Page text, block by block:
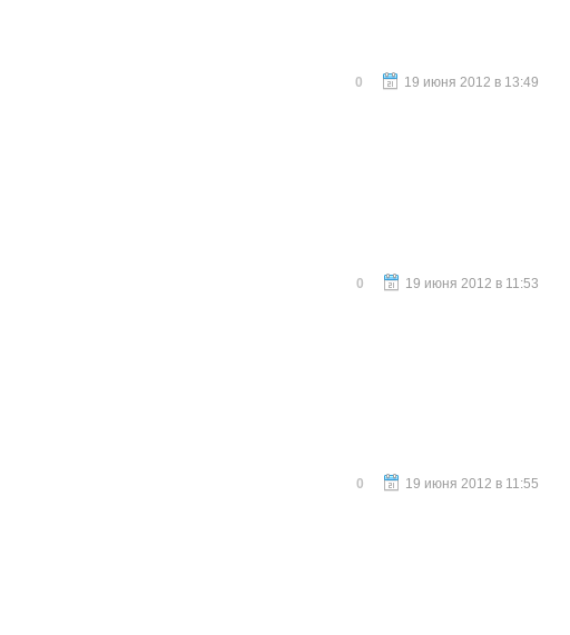
19 июня 2012 в 13:49
0
19 июня 2012 в 11:53
0
19 июня 2012 в 11:55
0